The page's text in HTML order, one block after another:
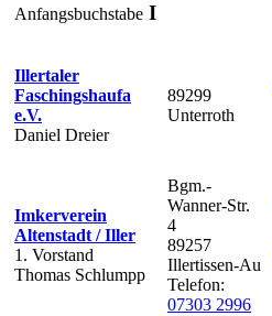
Anfangsbuchstabe I
Illertaler
Faschingshaufa
e.V.
Daniel Dreier
89299
Unterroth
Imkerverein
Altenstadt / Iller
1. Vorstand
Thomas Schlumpp
Bgm.-
Wanner-Str.
4
89257
Illertissen-Au
Telefon:
07303 2996